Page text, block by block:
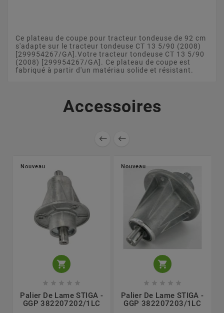
Ce plateau de coupe pour tracteur tondeuse de 92 cm
s'adapte sur le tracteur tondeuse CT 13 5/90 (2008)
[299954267/GA].Votre tracteur tondeuse CT 13 5/90
(2008) [299954267/GA]. Ce plateau de coupe est
fabriqué à partir d'un matériau solide et résistant.
Accessoires
 
Nouveau

    
Palier De Lame STIGA -
GGP 382207202/1LC
Nouveau

    
Palier De Lame STIGA -
GGP 382207203/1LC